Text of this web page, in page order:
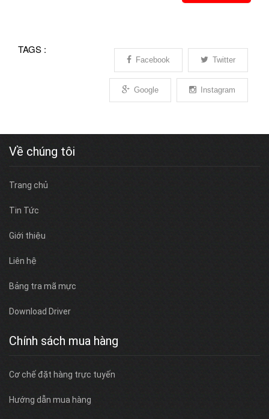
TAGS :
Facebook Twitter
Google Instagram
Về chúng tôi
Trang chủ
Tin Tức
Giới thiệu
Liên hệ
Bảng tra mã mực
Download Driver
Chính sách mua hàng
Cơ chế đặt hàng trực tuyến
Hướng dẫn mua hàng